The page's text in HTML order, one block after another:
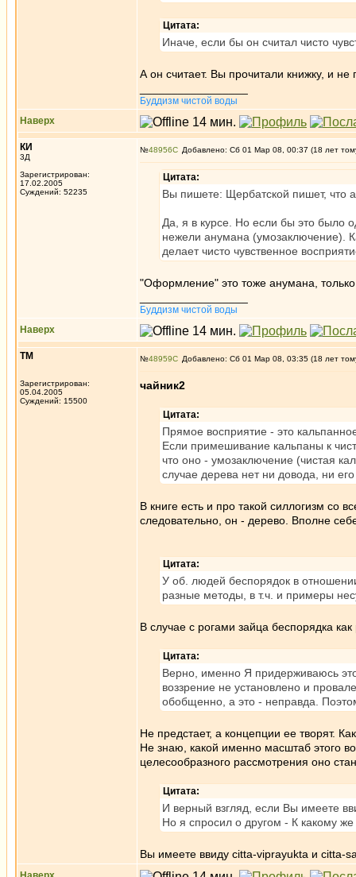
Цитата:
Иначе, если бы он считал чисто
А он считает. Вы прочитали книжку, и
Буддизм чистой воды
Наверх
КИ
3Д
Зарегистрирован:
17.02.2005
Суждений: 52235
№48956 Добавлено: Сб 01 Мар 08, 00:37 (18 лет
Цитата:
Вы пишете: Щербатской пишет, что
Да, я в курсе. Но если бы это было
нежели анумана (умозаключение).
делает чисто чувственное
"Оформление" это тоже анумана,
Буддизм чистой воды
Наверх
ТМ
Зарегистрирован:
05.04.2005
Суждений: 15500
№48959 Добавлено: Сб 01 Мар 08, 03:35 (18 лет
чайник2
Цитата:
Прямое восприятие - это
Если примешивание кальпаны к
что оно - умозаключение (чистая
случае дерева нет ни довода, ни его
В книге есть и про такой силлогизм со
следовательно, он - дерево. Вполне
Цитата:
У об. людей беспорядок в
разные методы, в т.ч. и примеры
В случае с рогами зайца беспорядка
Цитата:
Верно, именно Я придерживаюсь
воззрение не установлено и
обобщенно, а это - неправда.
Не предстает, а концепции ее творят.
Не знаю, какой именно масштаб этого
целесообразного рассмотрения оно
Цитата:
И верный взгляд, если Вы имеете
Но я спросил о другом - К какому же
Вы имеете ввиду citta-viprayukta и citta-